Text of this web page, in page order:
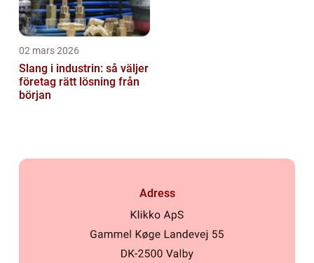
02 mars 2026
Slang i industrin: så väljer
företag rätt lösning från
början
Adress